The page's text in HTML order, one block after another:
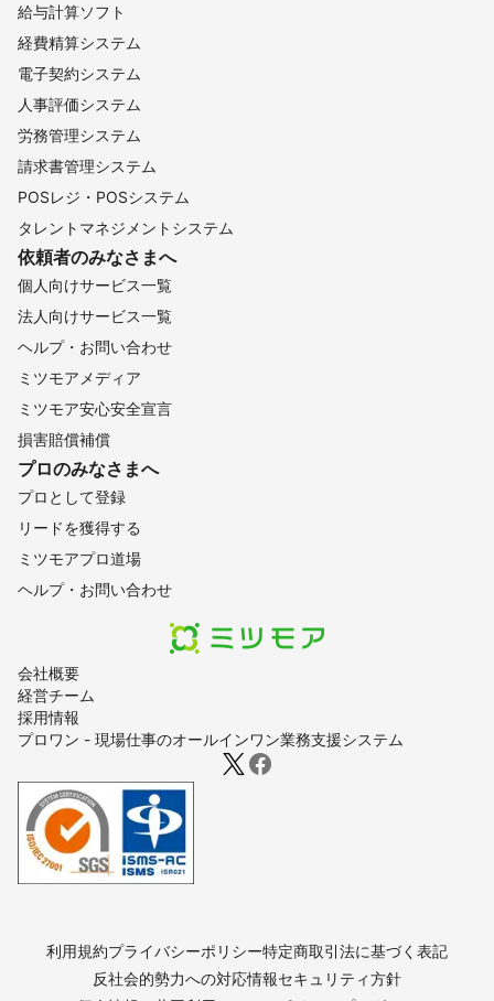
会社概要
経営チーム
採用情報
プロワン - 現場仕事のオールインワン業務支援システム
給与計算ソフト
経費精算システム
電子契約システム
人事評価システム
労務管理システム
請求書管理システム
POSレジ・POSシステム
タレントマネジメントシステム
依頼者のみなさまへ
個人向けサービス一覧
法人向けサービス一覧
ヘルプ・お問い合わせ
ミツモアメディア
ミツモア安心安全宣言
損害賠償補償
プロのみなさまへ
プロとして登録
リードを獲得する
ミツモアプロ道場
ヘルプ・お問い合わせ
利用規約プライバシーポリシー特定商取引法に基づく表記
反社会的勢力への対応情報セキュリティ方針